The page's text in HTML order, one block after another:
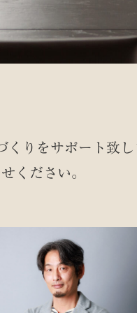
くりを サポート致
ください。